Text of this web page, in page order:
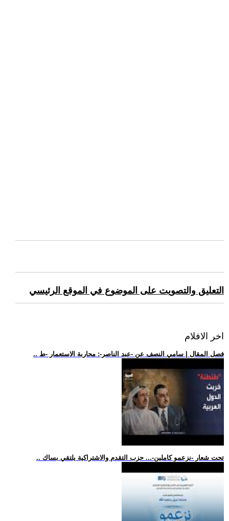
التعليق والتصويت على الموضوع في الموقع الرئيسي
اخر الافلام
.. فصل المقال | سامي النصف عن -عبد الناصر-: محاربة الاستعمار -ط
.. تحت شعار -نزعمو كاملين-... حزب التقدم والاشتراكية يلتقي بساك